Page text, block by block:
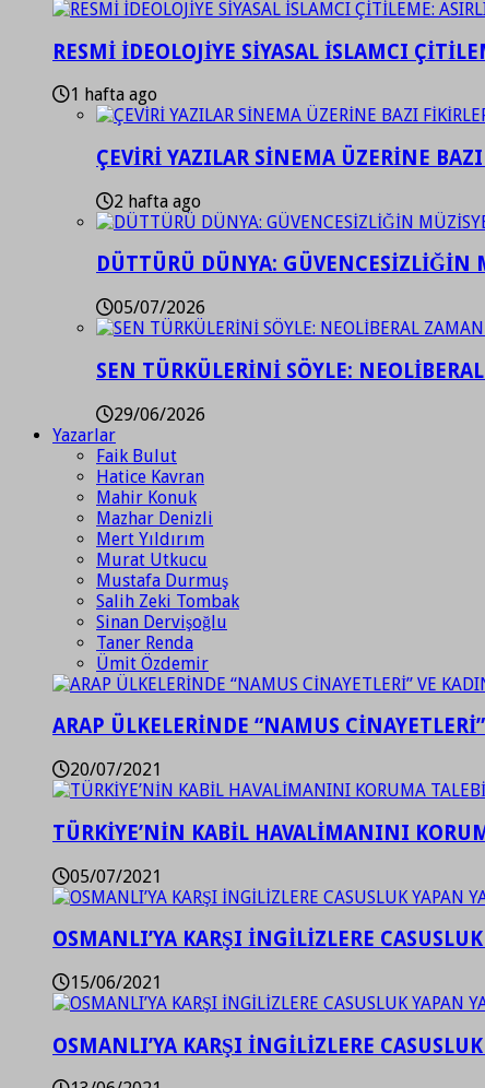
RESMİ İDEOLOJİYE SİYASAL İSLAMCI
1 hafta ago
ÇEVİRİ YAZILAR SİNEMA ÜZERİNE
2 hafta ago
DÜTTÜRÜ DÜNYA: GÜVENCESİZLİĞİN
05/07/2026
SEN TÜRKÜLERİNİ SÖYLE:
29/06/2026
Yazarlar
Faik Bulut
Hatice Kavran
Mahir Konuk
Mazhar Denizli
Mert Yıldırım
Murat Utkucu
Mustafa Durmuş
Salih Zeki Tombak
Sinan Dervişoğlu
Taner Renda
Ümit Özdemir
ARAP ÜLKELERİNDE “NAMUS
20/07/2021
TÜRKİYE’NİN KABİL HAVALİMANINI
05/07/2021
OSMANLI’YA KARŞI İNGİLİZLERE
15/06/2021
OSMANLI’YA KARŞI İNGİLİZLERE